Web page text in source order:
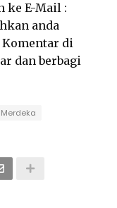
ke E-Mail :
anda
di
dan berbagi